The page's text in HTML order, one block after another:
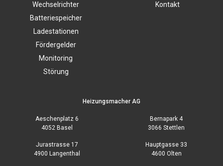
Wechselrichter
Batteriespeicher
Ladestationen
Fördergelder
Monitoring
Störung
Kontakt
Heizungsmacher AG
Aeschenplatz 6
4052 Basel
Bernapark 4
3066 Stettlen
Jurastrasse 17
4900 Langenthal
Hauptgasse 33
4600 Olten